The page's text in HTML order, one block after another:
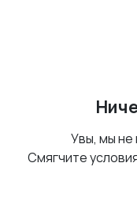
Увы, мы не
Смягчите